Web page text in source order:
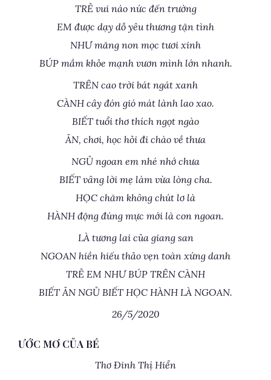
TRẺ vui náo nức đến trường
EM được dạy dỗ yêu thương tận tình
NHƯ măng non mọc tươi xinh
BÚP mầm khỏe mạnh vươn mình lớn nhanh.
TRÊN cao trời bát ngát xanh
CÀNH cây đón gió mát lành lao xao.
BIẾT tuổi thơ thích ngọt ngào
ĂN, chơi, học hỏi đi chào về thưa
NGỦ ngoan em nhé nhớ chưa
BIẾT vâng lời mẹ làm vừa lòng cha.
HỌC chăm không chút lơ là
HÀNH động đúng mực mới là con ngoan.
LÀ tương lai của giang san
NGOAN hiền hiếu thảo vẹn toàn xứng danh
TRẺ EM NHƯ BÚP TRÊN CÀNH
BIẾT ĂN NGỦ BIẾT HỌC HÀNH LÀ NGOAN.
26/5/2020
ƯỚC MƠ CỦA BÉ
Thơ Đinh Thị Hiển